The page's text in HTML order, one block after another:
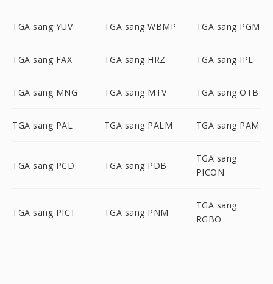
TGA sang YUV TGA sang WBMP TGA sang PGM
TGA sang FAX TGA sang HRZ TGA sang IPL
TGA sang MNG TGA sang MTV TGA sang OTB
TGA sang PAL TGA sang PALM TGA sang PAM
TGA sang PCD TGA sang PDB
TGA sang
PICON
TGA sang PICT TGA sang PNM
TGA sang
RGBO